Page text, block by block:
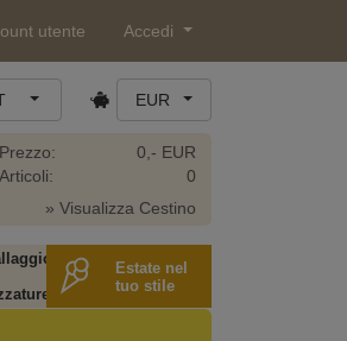
utente Accedi
EUR
Prezzo:
Articoli:
0,- EUR
0
» Visualizza Cestino
Estate nel
tuo stile